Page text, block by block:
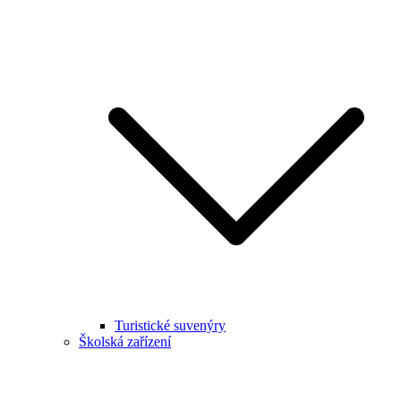
Turistické suvenýry
Školská zařízení